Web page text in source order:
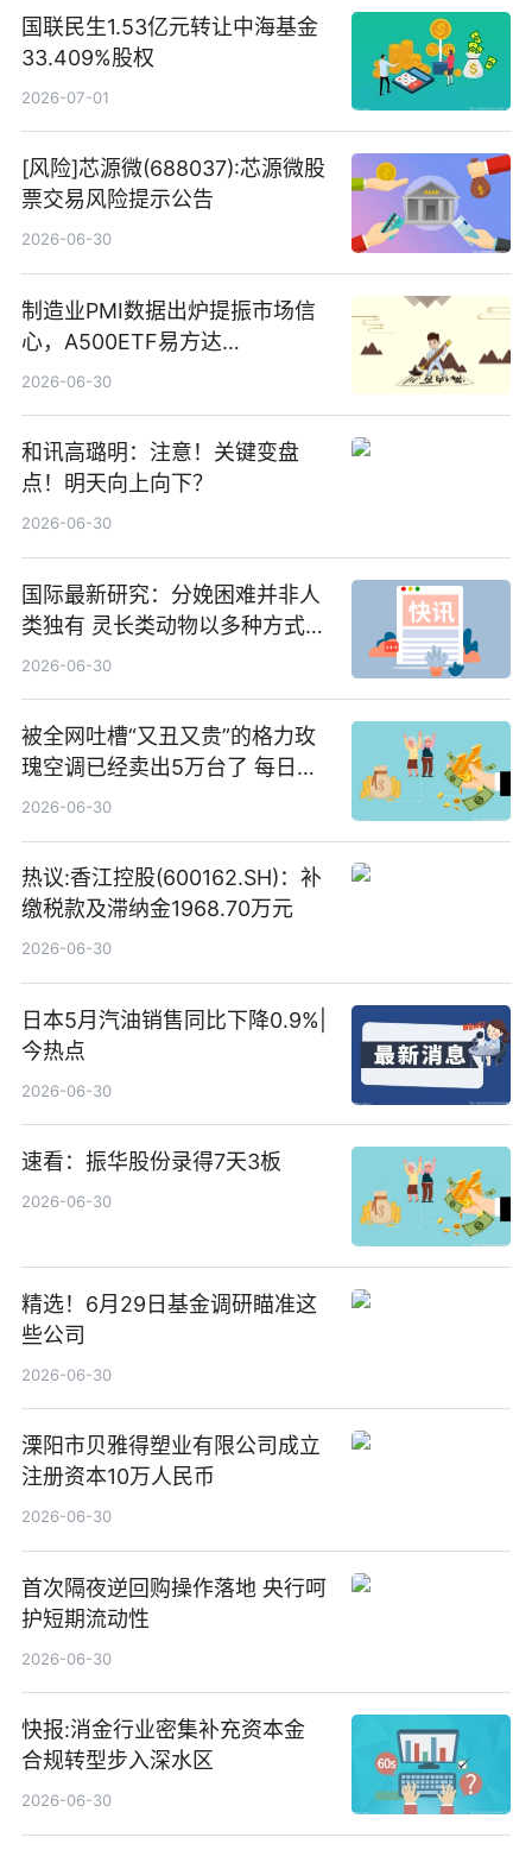
国联民生1.53亿元转让中海基金
33.409%股权
2026-07-01
[风险]芯源微(688037):芯源微股
票交易风险提示公告
2026-06-30
制造业PMI数据出炉提振市场信
心，A500ETF易方达
（159361）昨日“吸金”1.7亿元-
2026-06-30
和讯高璐明：注意！关键变盘
点！明天向上向下？
2026-06-30
国际最新研究：分娩困难并非人
类独有 灵长类动物以多种方式演
化|最新消息
2026-06-30
被全网吐槽“又丑又贵”的格力玫
瑰空调已经卖出5万台了 每日热
文
2026-06-30
热议:香江控股(600162.SH)：补
缴税款及滞纳金1968.70万元
2026-06-30
日本5月汽油销售同比下降0.9%|
今热点
2026-06-30
速看：振华股份录得7天3板
2026-06-30
精选！6月29日基金调研瞄准这
些公司
2026-06-30
溧阳市贝雅得塑业有限公司成立
注册资本10万人民币
2026-06-30
首次隔夜逆回购操作落地 央行呵
护短期流动性
2026-06-30
快报:消金行业密集补充资本金
合规转型步入深水区
2026-06-30